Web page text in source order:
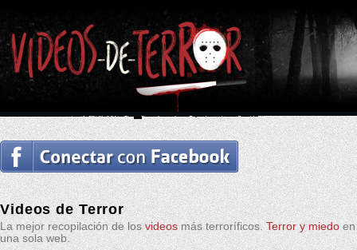
Videos de Terror
La mejor recopilación de losvideosmás terroríficos.Terror y miedoen
una sola web.